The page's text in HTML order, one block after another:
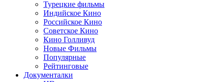
Турецкие фильмы
Индийское Кино
Российское Кино
Советское Кино
Кино Голливуд
Новые Фильмы
Популярные
Рейтинговые
Документалки